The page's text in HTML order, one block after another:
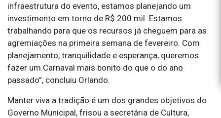
infraestrutura do evento, estamos planejando um
investimento em torno de R$ 200 mil. Estamos
trabalhando para que os recursos já cheguem para as
agremiações na primeira semana de fevereiro. Com
planejamento, tranquilidade e esperança, queremos
fazer um Carnaval mais bonito do que o do ano
passado”, concluiu Orlando.
Manter viva a tradição é um dos grandes objetivos do
Governo Municipal, frisou a secretária de Cultura,